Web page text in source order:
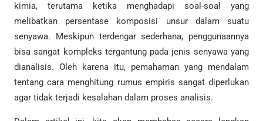
kimia, terutama ketika menghadapi soal-soal yang
melibatkan persentase komposisi unsur dalam suatu
senyawa. Meskipun terdengar sederhana, penggunaannya
bisa sangat kompleks tergantung pada jenis senyawa yang
dianalisis. Oleh karena itu, pemahaman yang mendalam
tentang cara menghitung rumus empiris sangat diperlukan
agar tidak terjadi kesalahan dalam proses analisis.